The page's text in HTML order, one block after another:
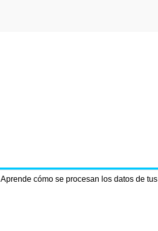
Aprende cómo se procesan los datos de tus